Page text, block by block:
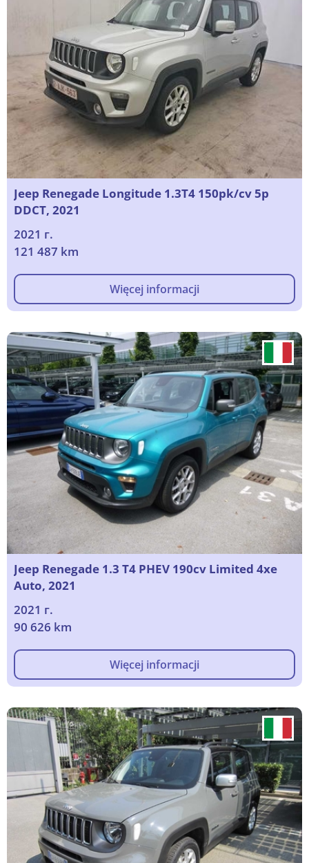
Jeep Renegade Longitude 1.3T4 150pk/cv 5p
DDCT, 2021
2021 г.
121 487 km
Więcej informacji
Jeep Renegade 1.3 T4 PHEV 190cv Limited 4xe
Auto, 2021
2021 г.
90 626 km
Więcej informacji